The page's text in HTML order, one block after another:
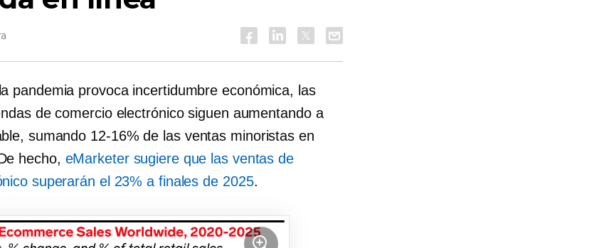
pandemia provoca incertidumbre económica, las
de comercio electrónico siguen aumentando a
sumando 12-16% de las ventas minoristas en
hecho, eMarketer sugiere que las ventas de
superarán el 23% a finales de 2025.